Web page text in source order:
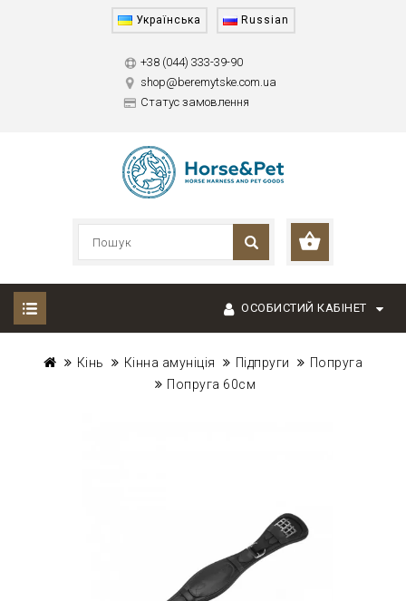
Українська Russian
+38 (044) 333-39-90
shop@beremytske.com.ua
Статус замовлення
ОСОБИСТИЙ КАБІНЕТ
Кінь Кінна амуніція Підпруги
Попруга
Попруга 60см